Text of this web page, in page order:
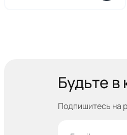
Будьте в
Подпишитесь на